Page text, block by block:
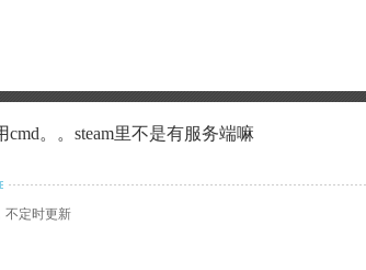
cmd。。steam里不是有服务端嘛
不定时更新